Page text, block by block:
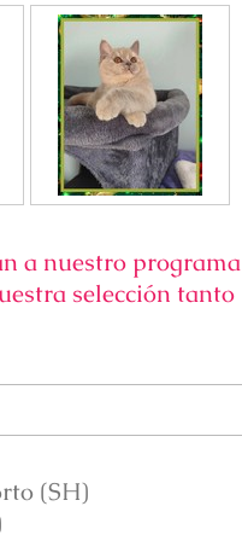
a nuestro programa
selección tanto
(SH)